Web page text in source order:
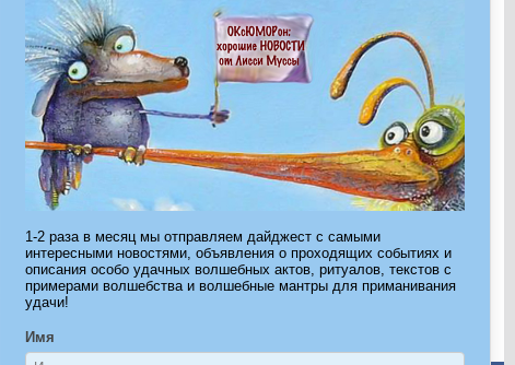
1-2 раза в месяц мы отправляем дайджест с самыми
интересными новостями, объявления о проходящих событиях и
описания особо удачных волшебных актов, ритуалов, текстов с
примерами волшебства и волшебные мантры для приманивания
удачи!
Имя
Страница 1 из 36 1 2 3 11 > Последняя »